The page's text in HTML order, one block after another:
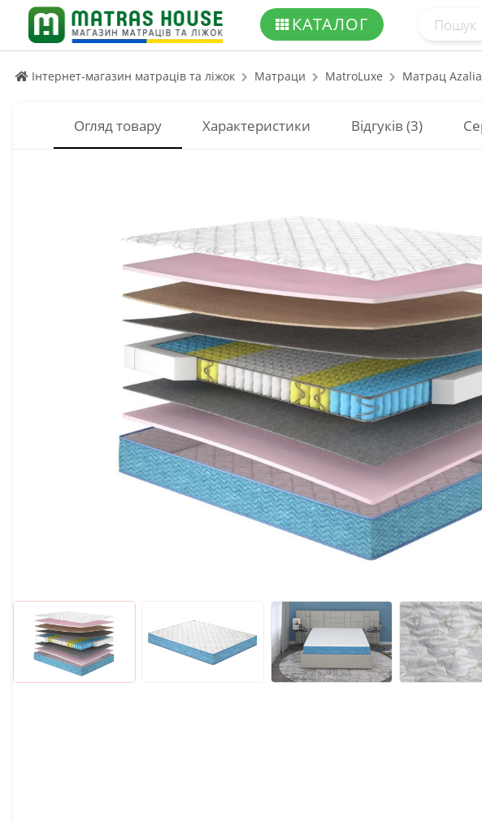
КАТАЛОГ
Інтернет-магазин матраців та ліжок Матраци MatroLuxe Матрац
Огляд товару Характеристики Відгуків (3)